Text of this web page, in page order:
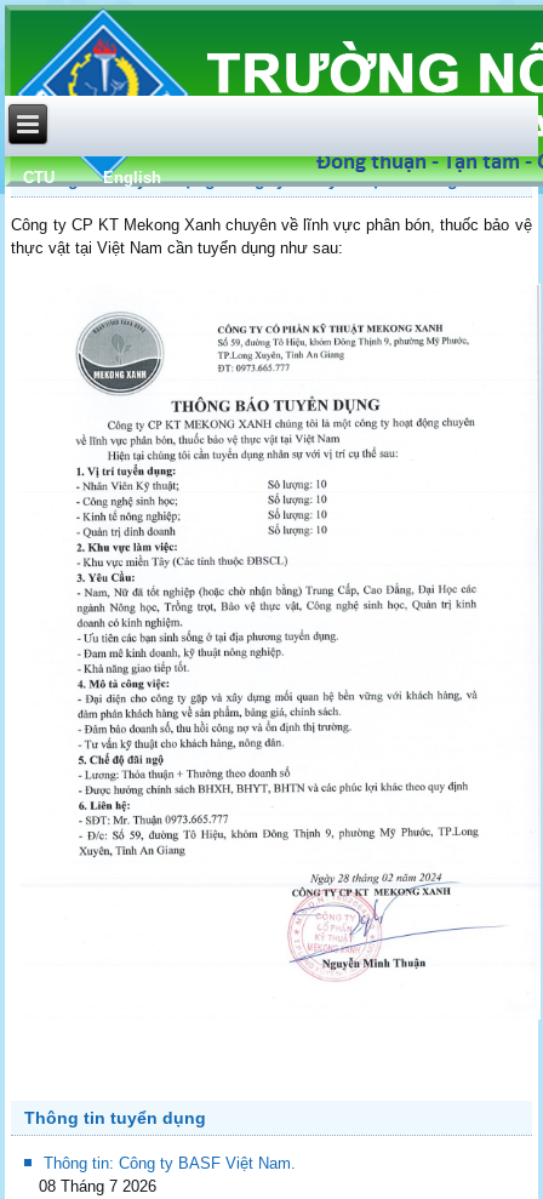
CTU English
Thông báo tuyển dụng Công ty CP kỹ thuật Mekong Xanh
Công ty CP KT Mekong Xanh chuyên về lĩnh vực phân bón, thuốc bảo vệ
thực vật tại Việt Nam cần tuyển dụng như sau:
Thông tin tuyển dụng
Thông tin: Công ty BASF Việt Nam.
08 Tháng 7 2026